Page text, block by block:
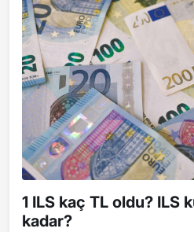
1 ILS kaç TL oldu? ILS
kadar?